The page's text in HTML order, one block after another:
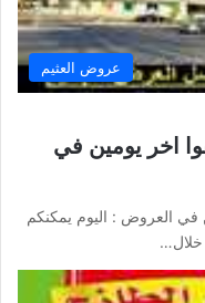
عروض العثيم
اخر يومين في
في العروض : اليوم يمكنكم